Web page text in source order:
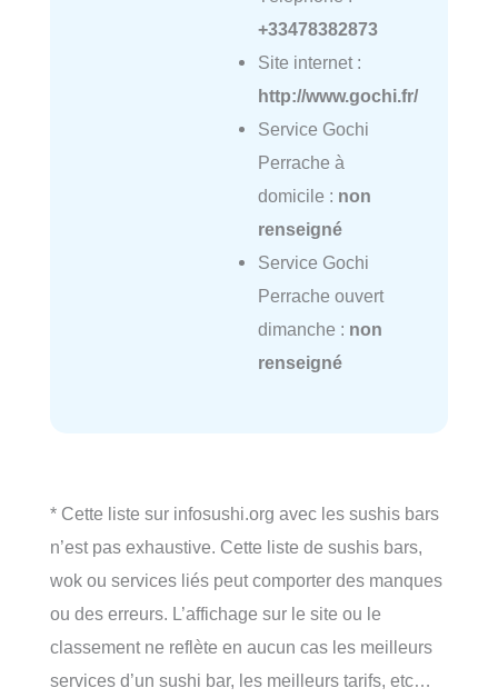
+33478382873
Site internet :
http://www.gochi.fr/
Service Gochi
Perrache à
domicile : non
renseigné
Service Gochi
Perrache ouvert
dimanche : non
renseigné
* Cette liste sur infosushi.org avec les sushis bars
n’est pas exhaustive. Cette liste de sushis bars,
wok ou services liés peut comporter des manques
ou des erreurs. L’affichage sur le site ou le
classement ne reflète en aucun cas les meilleurs
services d’un sushi bar, les meilleurs tarifs, etc…